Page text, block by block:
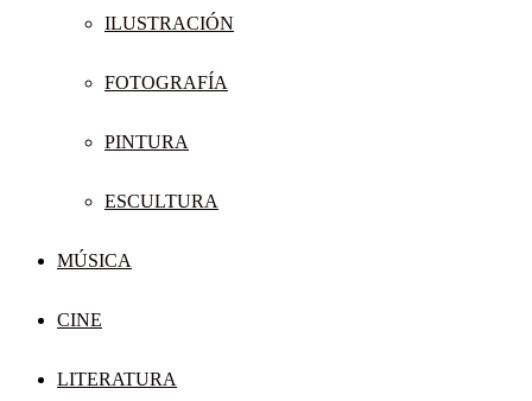
ILUSTRACIÓN
FOTOGRAFÍA
PINTURA
ESCULTURA
MÚSICA
CINE
LITERATURA